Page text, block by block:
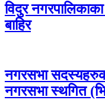
विदुर
बाहिर
नगरसभा
नगरसभा स्थगित